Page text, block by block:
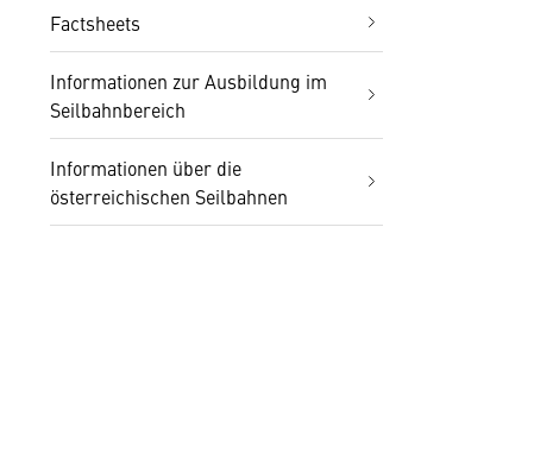
Factsheets
Informationen zur Ausbildung im
Seilbahnbereich
Informationen über die
österreichischen Seilbahnen